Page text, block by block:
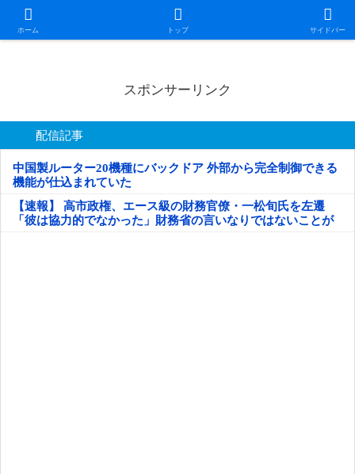
ホーム トップ サイドバー
日本第一！ニュース録
スポンサーリンク
配信記事
中国製ルーター20機種にバックドア 外部から完全制御できる
機能が仕込まれていた
【速報】 高市政権、エース級の財務官僚・一松旬氏を左遷
「彼は協力的でなかった」財務省の言いなりではないことが
判明